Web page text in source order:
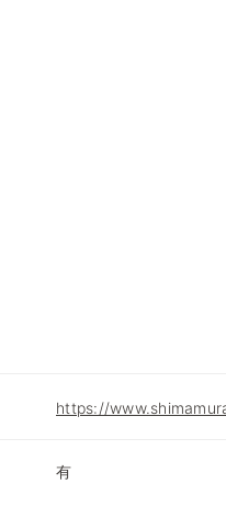
https://
有